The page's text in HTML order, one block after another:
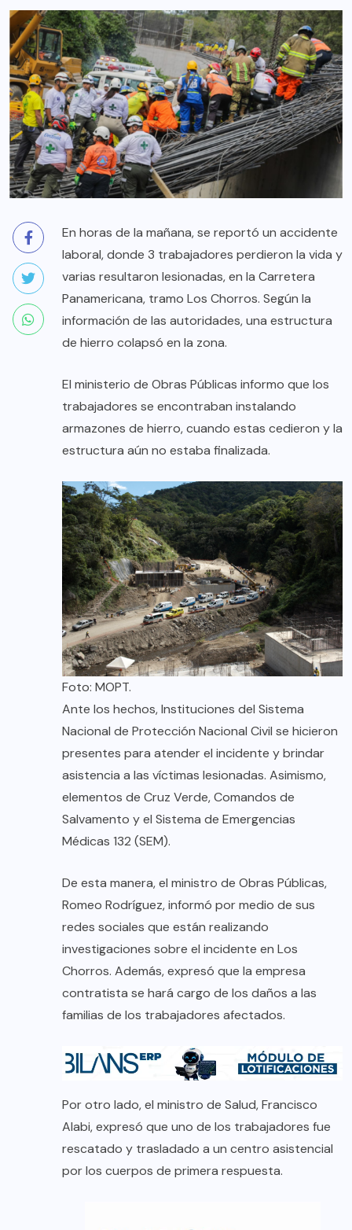
En horas de la mañana, se reportó un accidente
laboral, donde 3 trabajadores perdieron la vida y
varias resultaron lesionadas, en la Carretera
Panamericana, tramo Los Chorros. Según la
información de las autoridades, una estructura
de hierro colapsó en la zona.
El ministerio de Obras Públicas informo que los
trabajadores se encontraban instalando
armazones de hierro, cuando estas cedieron y la
estructura aún no estaba finalizada.
Foto: MOPT.
Ante los hechos, Instituciones del Sistema
Nacional de Protección Nacional Civil se hicieron
presentes para atender el incidente y brindar
asistencia a las víctimas lesionadas. Asimismo,
elementos de Cruz Verde, Comandos de
Salvamento y el Sistema de Emergencias
Médicas 132 (SEM).
De esta manera, el ministro de Obras Públicas,
Romeo Rodríguez, informó por medio de sus
redes sociales que están realizando
investigaciones sobre el incidente en Los
Chorros. Además, expresó que la empresa
contratista se hará cargo de los daños a las
familias de los trabajadores afectados.
Por otro lado, el ministro de Salud, Francisco
Alabi, expresó que uno de los trabajadores fue
rescatado y trasladado a un centro asistencial
por los cuerpos de primera respuesta.